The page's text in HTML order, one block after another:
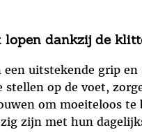
dankzij de
een uitstekende grip
op de voet,
om moeiteloos te
zijn met hun